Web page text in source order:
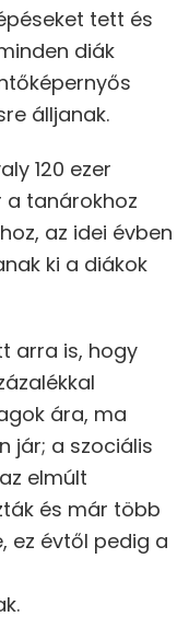
tett és
diák
álljanak.
120 ezer
tanárokhoz
az idei évben
ki a diákok
arra is, hogy
ára, ma
jár; a szociális
elmúlt
és már több
ez évtől pedig a